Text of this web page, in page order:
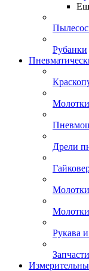
Рубанки
Дрели
Рукава